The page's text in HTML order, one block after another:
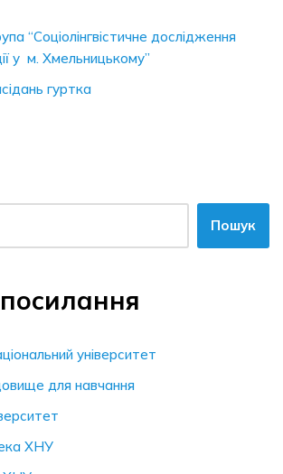
“Соціолінгвістичне дослідження
у м. Хмельницькому”
гуртка
Пошук
університет
для навчання
ХНУ